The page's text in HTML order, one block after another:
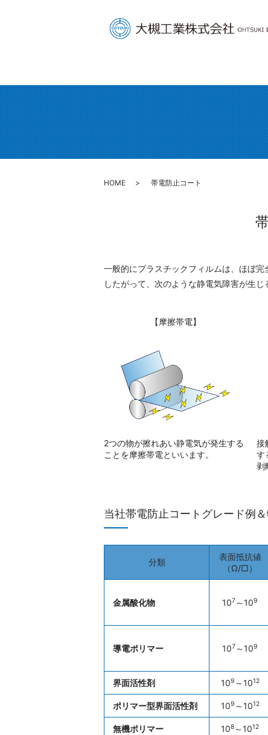
HOME 帯電防止コート
一般的にプラスチックフィルムは、ほぼ完
したがって、次のような静電気障害が生じ
【摩擦帯電】
2つの物が擦れあい静電気が発生する
ことを摩擦帯電といいます。
接
す
剥
当社帯電防止コートグレード例
分類
表面抵抗値
（Ω/□）
金属酸化物 107 ～109
導電ポリマー 107 ～109
界面活性剤 109 ～1012
ポリマー型界面活性剤 109 ～1012
無機ポリマー 108 ～1012